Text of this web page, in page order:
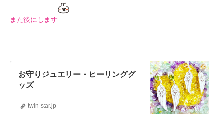
また後にします
お守りジュエリー・ヒーリンググ
ッズ
twin-star.jp